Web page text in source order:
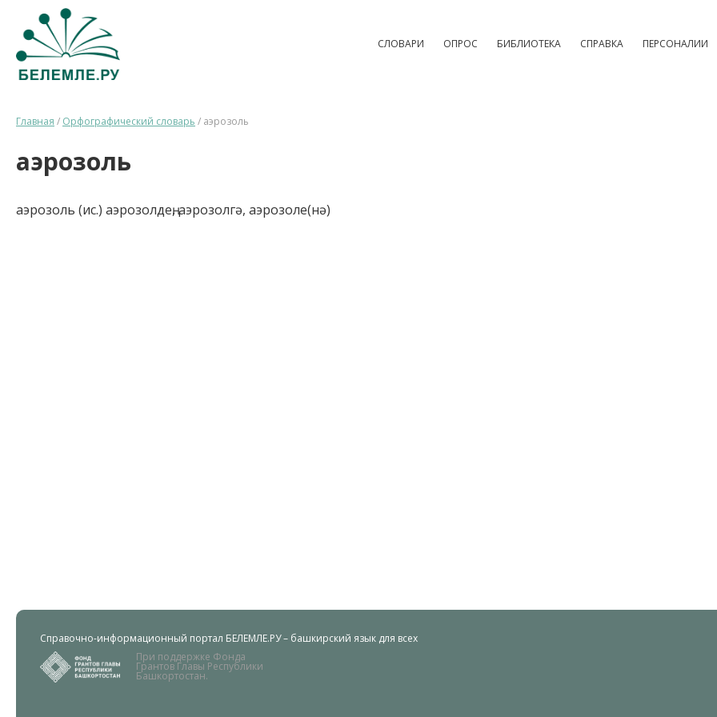
СЛОВАРИ ОПРОС БИБЛИОТЕКА СПРАВКА ПЕРСОНАЛИИ
Главная / Орфографический словарь / аэрозоль
аэрозоль
аэрозоль (ис.) аэрозолдең, аэрозолгә, аэрозоле(нә)
Справочно-информационный портал БЕЛЕМЛЕ.РУ – башкирский язык для всех
При поддержке Фонда
Грантов Главы Республики
Башкортостан.